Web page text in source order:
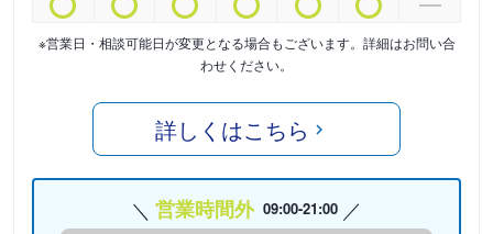
※営業日・相談可能日が変更となる場合もございます。詳細はお問い合
わせください。
詳しくはこちら
営業時間外 09:00-21:00